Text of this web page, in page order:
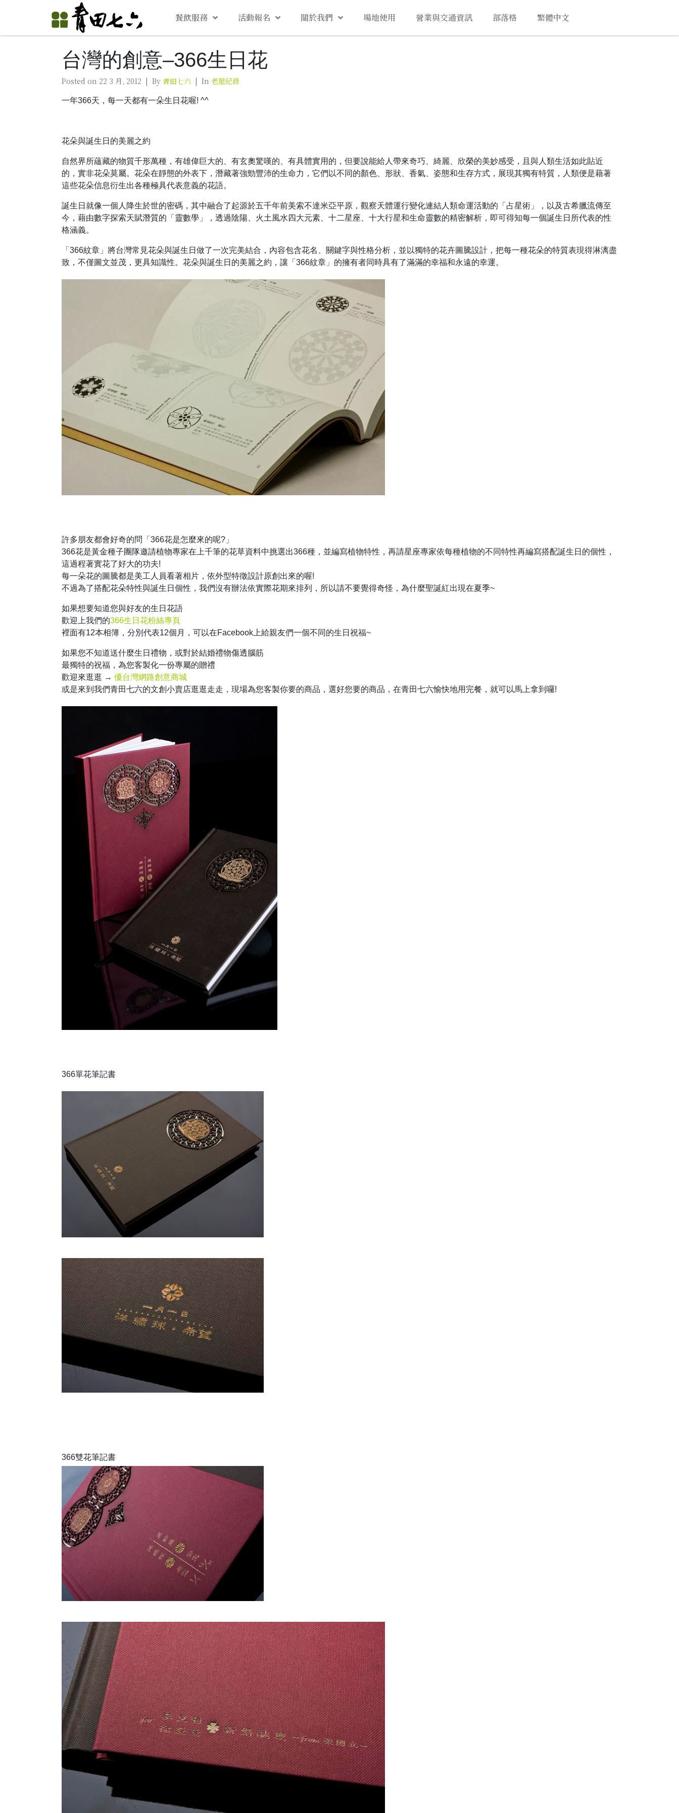
餐飲服務 活動報名 關於我們 場地使用 營業與交通資訊 部落格 繁體中文
台灣的創意–366生日花
Posted on 22 3 月, 2012 By 青田七六 In 老屋紀錄
一年366天，每一天都有一朵生日花喔! ^^
花朵與誕生日的美麗之約
自然界所蘊藏的物質千形萬種，有雄偉巨大的、有玄奧驚嘆的、有具體實用的，但要說能給人帶來奇巧、綺麗、欣榮的美妙感受，且與人類生活如此貼近
的，實非花朵莫屬。花朵在靜態的外表下，潛藏著強勁豐沛的生命力，它們以不同的顏色、形狀、香氣、姿態和生存方式，展現其獨有特質，人類便是藉著
這些花朵信息衍生出各種極具代表意義的花語。
誕生日就像一個人降生於世的密碼，其中融合了起源於五千年前美索不達米亞平原，觀察天體運行變化連結人類命運活動的「占星術」，以及古希臘流傳至
今，藉由數字探索天賦潛質的「靈數學」，透過陰陽、火土風水四大元素、十二星座、十大行星和生命靈數的精密解析，即可得知每一個誕生日所代表的性
格涵義。
「366紋章」將台灣常見花朵與誕生日做了一次完美結合，內容包含花名、關鍵字與性格分析，並以獨特的花卉圖騰設計，把每一種花朵的特質表現得淋漓盡
致，不僅圖文並茂，更具知識性。花朵與誕生日的美麗之約，讓「366紋章」的擁有者同時具有了滿滿的幸福和永遠的幸運。
許多朋友都會好奇的問「366花是怎麼來的呢?」
366花是黃金種子團隊邀請植物專家在上千筆的花草資料中挑選出366種，並編寫植物特性，再請星座專家依每種植物的不同特性再編寫搭配誕生日的個性，
這過程著實花了好大的功夫!
每一朵花的圖騰都是美工人員看著相片，依外型特徵設計原創出來的喔!
不過為了搭配花朵特性與誕生日個性，我們沒有辦法依實際花期來排列，所以請不要覺得奇怪，為什麼聖誕紅出現在夏季~
如果想要知道您與好友的生日花語
歡迎上我們的366生日花粉絲專頁
裡面有12本相簿，分別代表12個月，可以在Facebook上給親友們一個不同的生日祝福~
如果您不知道送什麼生日禮物，或對於結婚禮物傷透腦筋
最獨特的祝福，為您客製化一份專屬的贈禮
歡迎來逛逛 → 優台灣網路創意商城
或是來到我們青田七六的文創小賣店逛逛走走，現場為您客製你要的商品，選好您要的商品，在青田七六愉快地用完餐，就可以馬上拿到囉!
366單花筆記書
366雙花筆記書